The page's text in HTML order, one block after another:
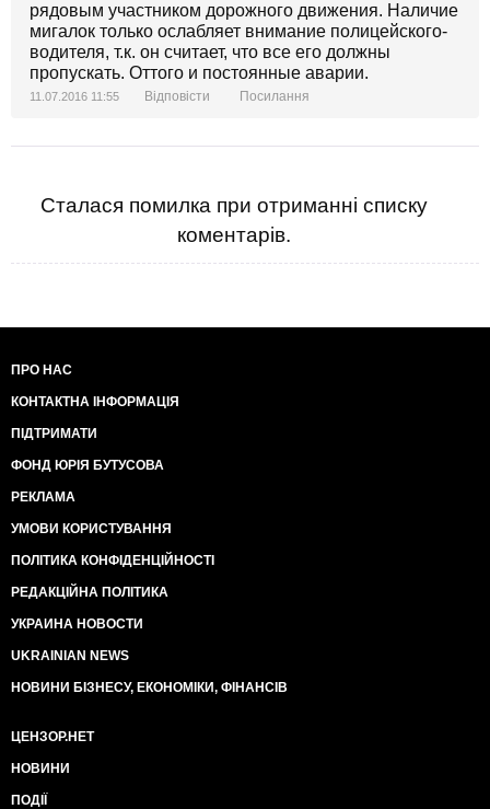
рядовым участником дорожного движения. Наличие
мигалок только ослабляет внимание полицейского-
водителя, т.к. он считает, что все его должны
пропускать. Оттого и постоянные аварии.
11.07.2016 11:55 Відповісти Посилання
Сталася помилка при отриманні списку
коментарів.
ПРО НАС
КОНТАКТНА ІНФОРМАЦІЯ
ПІДТРИМАТИ
ФОНД ЮРІЯ БУТУСОВА
РЕКЛАМА
УМОВИ КОРИСТУВАННЯ
ПОЛІТИКА КОНФІДЕНЦІЙНОСТІ
РЕДАКЦІЙНА ПОЛІТИКА
УКРАИНА НОВОСТИ
UKRAINIAN NEWS
НОВИНИ БІЗНЕСУ, ЕКОНОМІКИ, ФІНАНСІВ
ЦЕНЗОР.НЕТ
НОВИНИ
ПОДІЇ